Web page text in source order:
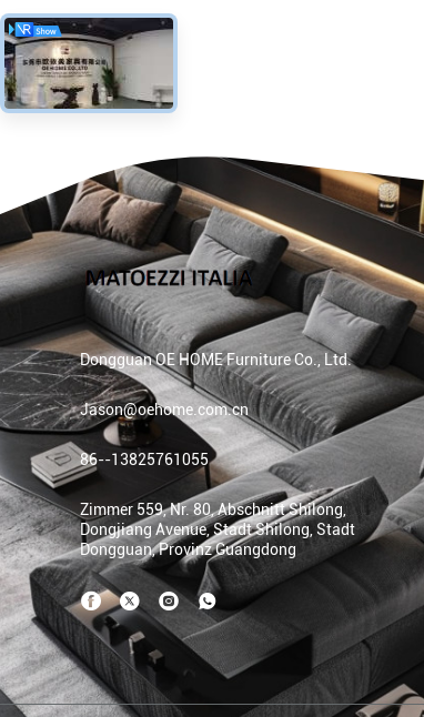
Dongguan OE HOME Furniture Co., Ltd.
Jason@oehome.com.cn
86--13825761055
Zimmer 559, Nr. 80, Abschnitt Shilong,
Dongjiang Avenue, Stadt Shilong, Stadt
Dongguan, Provinz Guangdong